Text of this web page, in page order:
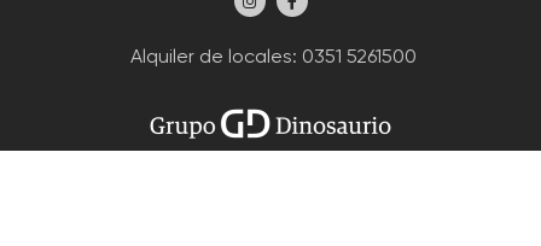
Alquiler de locales: 0351 5261500